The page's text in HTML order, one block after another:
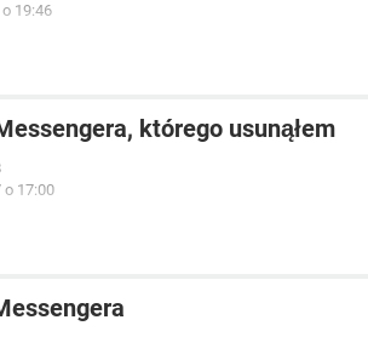
19:46
którego usunąłem
o 17:00